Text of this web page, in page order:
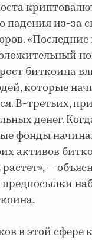
падения из-за
«Последние
биткоина
которые
В-третьих,
денег.
фонды
активов
—
в этой сфере